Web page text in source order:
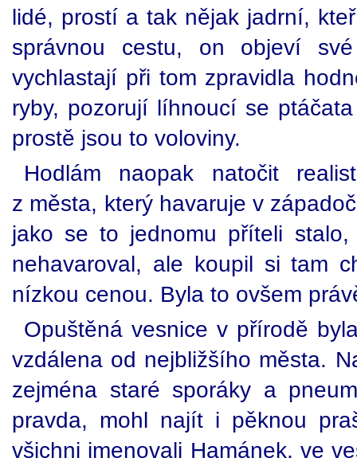
lidé, prostí a tak nějak jadrní,
správnou cestu, on objeví
vychlastají při tom zpravidla
ryby, pozorují líhnoucí se
prostě jsou to voloviny.
Hodlám naopak natočit
z města, který havaruje v
jako se to jednomu příteli
nehavaroval, ale koupil si tam
nízkou cenou. Byla to ovšem
Opuštěná vesnice v přírodě
vzdálena od nejbližšího města.
zejména staré sporáky a
pravda, mohl najít i pěknou
všichni jmenovali Hamánek, ve